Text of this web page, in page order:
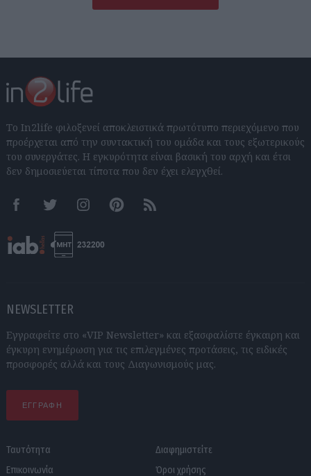
Το In2life φιλοξενεί αποκλειστικά πρωτότυπο περιεχόμενο που
προέρχεται από την συντακτική του ομάδα και τους εξωτερικούς
του συνεργάτες. Η εγκυρότητα είναι βασική του αρχή και έτσι
δεν δημοσιεύεται τίποτα που δεν έχει ελεγχθεί.
FacebookTwitter InstagramPinterestRSS feeds
NEWSLETTER
Εγγραφείτε στο «VIP Newsletter» και εξασφαλίστε έγκαιρη και
έγκυρη ενημέρωση για τις επιλεγμένες προτάσεις, τις ειδικές
προσφορές αλλά και τους Διαγωνισμούς μας.
ΕΓΓΡΑΦΗ
Ταυτότητα
Επικοινωνία
Διαφημιστείτε
Όροι χρήσης